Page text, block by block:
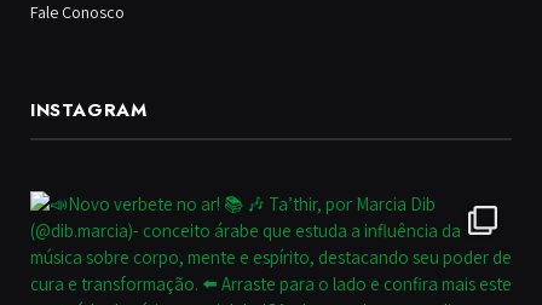
Fale Conosco
INSTAGRAM